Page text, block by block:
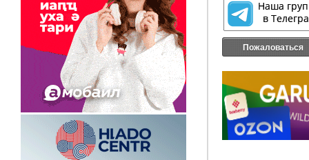
Пожаловаться